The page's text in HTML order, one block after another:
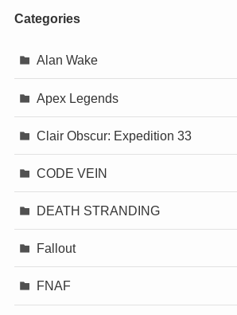
Categories
Alan Wake
Apex Legends
Clair Obscur: Expedition 33
CODE VEIN
DEATH STRANDING
Fallout
FNAF